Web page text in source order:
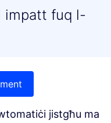
impatt fuq l-
jistgħu ma